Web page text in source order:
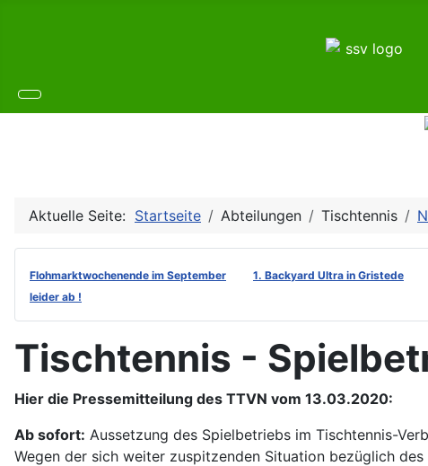
Aktuelle Seite: Startseite Abteilungen Tischtennis
Flohmarktwochenende im September 1. Backyard Ultra in Gristede
leider ab !
Tischtennis -
Hier die Pressemitteilung des TTVN vom 13.03.2020:
Ab sofort: Aussetzung des Spielbetriebs im Tischtennis-
Wegen der sich weiter zuspitzenden Situation bezüglich